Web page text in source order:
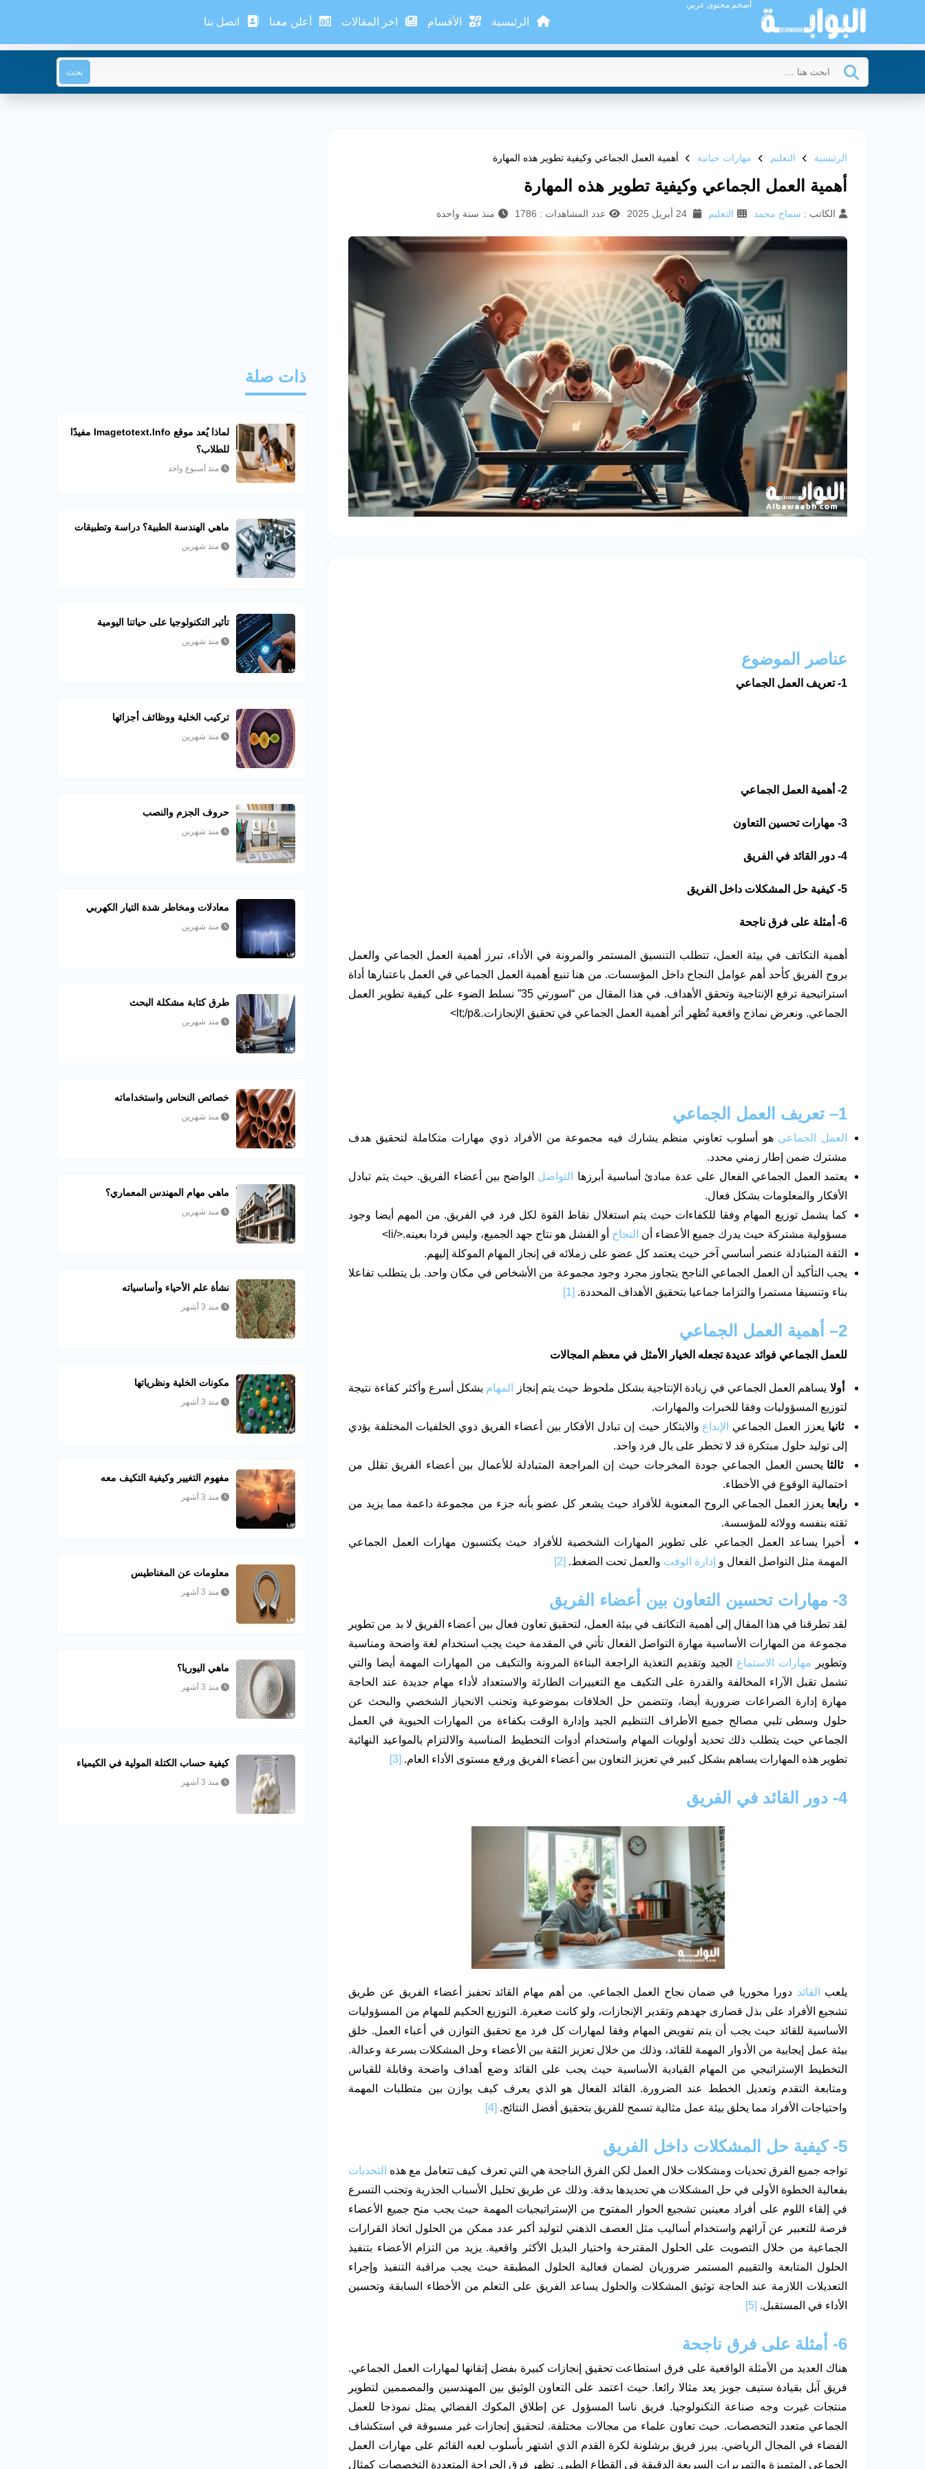
أضخم محتوى عربي
الرئيسية الأقسام اخر المقالات أعلن معنا اتصل بنا
بحث
الرئيسية التعليم مهارات حياتية أهمية العمل الجماعي وكيفية تطوير هذه المهارة
أهمية العمل الجماعي وكيفية تطوير هذه المهارة
الكاتب : سماح محمد التعليم عدد المشاهدات : 1786 منذ سنة واحدة
عناصر الموضوع
1- تعريف العمل الجماعي
2- أهمية العمل الجماعي
3- مهارات تحسين التعاون
4- دور القائد في الفريق
5- كيفية حل المشكلات داخل الفريق
6- أمثلة على فرق ناجحة
أهمية التكاتف في بيئة العمل، تتطلب التنسيق المستمر والمرونة في الأداء، تبرز أهمية العمل الجماعي والعمل
بروح الفريق كأحد أهم عوامل النجاح داخل المؤسسات. من هنا تنبع أهمية العمل الجماعي في العمل باعتبارها أداة
استراتيجية ترفع الإنتاجية وتحقق الأهداف. في هذا المقال من “اسورتي 35” نسلط الضوء على كيفية تطوير العمل
الجماعي. ونعرض نماذج واقعية تُظهر أثر أهمية العمل الجماعي في تحقيق الإنجازات.&lt;/p>
1– تعريف العمل الجماعي
العمل الجماعي هو أسلوب تعاوني منظم يشارك فيه مجموعة من الأفراد ذوي مهارات متكاملة لتحقيق هدف
مشترك ضمن إطار زمني محدد.
يعتمد العمل الجماعي الفعال على عدة مبادئ أساسية أبرزها
التواصل الواضح بين أعضاء الفريق. حيث يتم تبادل
الأفكار والمعلومات بشكل فعال.
كما يشمل توزيع المهام وفقا للكفاءات حيث يتم استغلال نقاط القوة لكل فرد في الفريق. من المهم أيضا وجود
مسؤولية مشتركة حيث يدرك جميع الأعضاء أن النجاح أو الفشل هو نتاج جهد الجميع، وليس فردا بعينه.</li>
الثقة المتبادلة عنصر أساسي آخر حيث يعتمد كل عضو على زملائه في إنجاز المهام الموكلة إليهم.
يجب التأكيد أن العمل الجماعي الناجح يتجاوز مجرد وجود مجموعة من الأشخاص في مكان واحد. بل يتطلب تفاعلا
بناء وتنسيقا مستمرا والتزاما جماعيا بتحقيق الأهداف المحددة. [1]
2– أهمية العمل الجماعي
للعمل الجماعي فوائد عديدة تجعله الخيار الأمثل في معظم المجالات
أولا يساهم العمل الجماعي في زيادة الإنتاجية بشكل ملحوظ حيث يتم إنجاز المهام بشكل أسرع وأكثر كفاءة نتيجة
لتوزيع المسؤوليات وفقا للخبرات والمهارات.
ثانيا يعزز العمل الجماعي الإبداع والابتكار حيث إن تبادل الأفكار بين أعضاء الفريق ذوي الخلفيات المختلفة يؤدي
إلى توليد حلول مبتكرة قد لا تخطر على بال فرد واحد.
ثالثا يحسن العمل الجماعي جودة المخرجات حيث إن المراجعة المتبادلة للأعمال بين أعضاء الفريق تقلل من
احتمالية الوقوع في الأخطاء.
رابعا يعزز العمل الجماعي الروح المعنوية للأفراد حيث يشعر كل عضو بأنه جزء من مجموعة داعمة مما يزيد من
ثقته بنفسه وولائه للمؤسسة.
أخيرا يساعد العمل الجماعي على تطوير المهارات الشخصية للأفراد حيث يكتسبون مهارات العمل الجماعي
المهمة مثل التواصل الفعال و إدارة الوقت والعمل تحت الضغط. [2]
3- مهارات تحسين التعاون بين أعضاء الفريق
لقد تطرقنا في هذا المقال إلى أهمية التكاتف في بيئة العمل، لتحقيق تعاون فعال بين أعضاء الفريق لا بد من تطوير
مجموعة من المهارات الأساسية مهارة التواصل الفعال تأتي في المقدمة حيث يجب استخدام لغة واضحة ومناسبة
وتطوير مهارات الاستماع الجيد وتقديم التغذية الراجعة البناءة المرونة والتكيف من المهارات المهمة أيضا والتي
تشمل تقبل الآراء المخالفة والقدرة على التكيف مع التغييرات الطارئة والاستعداد لأداء مهام جديدة عند الحاجة
مهارة إدارة الصراعات ضرورية أيضا، وتتضمن حل الخلافات بموضوعية وتجنب الانحياز الشخصي والبحث عن
حلول وسطى تلبي مصالح جميع الأطراف التنظيم الجيد وإدارة الوقت بكفاءة من المهارات الحيوية في العمل
الجماعي حيث يتطلب ذلك تحديد أولويات المهام واستخدام أدوات التخطيط المناسبة والالتزام بالمواعيد النهائية
تطوير هذه المهارات يساهم بشكل كبير في تعزيز التعاون بين أعضاء الفريق ورفع مستوى الأداء العام. [3]
4- دور القائد في الفريق
يلعب القائد دورا محوريا في ضمان نجاح العمل الجماعي. من أهم مهام القائد تحفيز أعضاء الفريق عن طريق
تشجيع الأفراد على بذل قصارى جهدهم وتقدير الإنجازات، ولو كانت صغيرة. التوزيع الحكيم للمهام من المسؤوليات
الأساسية للقائد حيث يجب أن يتم تفويض المهام وفقا لمهارات كل فرد مع تحقيق التوازن في أعباء العمل. خلق
بيئة عمل إيجابية من الأدوار المهمة للقائد، وذلك من خلال تعزيز الثقة بين الأعضاء وحل المشكلات بسرعة وعدالة.
التخطيط الإستراتيجي من المهام القيادية الأساسية حيث يجب على القائد وضع أهداف واضحة وقابلة للقياس
ومتابعة التقدم وتعديل الخطط عند الضرورة. القائد الفعال هو الذي يعرف كيف يوازن بين متطلبات المهمة
واحتياجات الأفراد مما يخلق بيئة عمل مثالية تسمح للفريق بتحقيق أفضل النتائج. [4]
5- كيفية حل المشكلات داخل الفريق
تواجه جميع الفرق تحديات ومشكلات خلال العمل لكن الفرق الناجحة هي التي تعرف كيف تتعامل مع هذه التحديات
بفعالية الخطوة الأولى في حل المشكلات هي تحديدها بدقة. وذلك عن طريق تحليل الأسباب الجذرية وتجنب التسرع
في إلقاء اللوم على أفراد معينين تشجيع الحوار المفتوح من الإستراتيجيات المهمة حيث يجب منح جميع الأعضاء
فرصة للتعبير عن آرائهم واستخدام أساليب مثل العصف الذهني لتوليد أكبر عدد ممكن من الحلول اتخاذ القرارات
الجماعية من خلال التصويت على الحلول المقترحة واختيار البديل الأكثر واقعية. يزيد من التزام الأعضاء بتنفيذ
الحلول المتابعة والتقييم المستمر ضروريان لضمان فعالية الحلول المطبقة حيث يجب مراقبة التنفيذ وإجراء
التعديلات اللازمة عند الحاجة توثيق المشكلات والحلول يساعد الفريق على التعلم من الأخطاء السابقة وتحسين
الأداء في المستقبل. [5]
6- أمثلة على فرق ناجحة
هناك العديد من الأمثلة الواقعية على فرق استطاعت تحقيق إنجازات كبيرة بفضل إتقانها لمهارات العمل الجماعي.
فريق آبل بقيادة ستيف جوبز يعد مثالا رائعا. حيث اعتمد على التعاون الوثيق بين المهندسين والمصممين لتطوير
منتجات غيرت وجه صناعة التكنولوجيا. فريق ناسا المسؤول عن إطلاق المكوك الفضائي يمثل نموذجا للعمل
الجماعي متعدد التخصصات. حيث تعاون علماء من مجالات مختلفة. لتحقيق إنجازات غير مسبوقة في استكشاف
الفضاء في المجال الرياضي. يبرز فريق برشلونة لكرة القدم الذي اشتهر بأسلوب لعبه القائم على مهارات العمل
الجماعي المتميزة والتمريرات السريعة الدقيقة في القطاع الطبي. تظهر فرق الجراحة المتعددة التخصصات كمثال
ذات صلة
لماذا يُعد موقع Imagetotext.info مفيدًا
للطلاب؟
منذ أسبوع واحد
ماهي الهندسة الطبية؟ دراسة وتطبيقات
منذ شهرين
تأثير التكنولوجيا على حياتنا اليومية
منذ شهرين
تركيب الخلية ووظائف أجزائها
منذ شهرين
حروف الجزم والنصب
منذ شهرين
معادلات ومخاطر شدة التيار الكهربي
منذ شهرين
طرق كتابة مشكلة البحث
منذ شهرين
خصائص النحاس واستخداماته
منذ شهرين
ماهي مهام المهندس المعماري؟
منذ شهرين
نشأة علم الأحياء وأساسياته
منذ 3 أشهر
مكونات الخلية ونظرياتها
منذ 3 أشهر
مفهوم التغيير وكيفية التكيف معه
منذ 3 أشهر
معلومات عن المغناطيس
منذ 3 أشهر
ماهي اليوريا؟
منذ 3 أشهر
كيفية حساب الكتلة المولية في الكيمياء
منذ 3 أشهر